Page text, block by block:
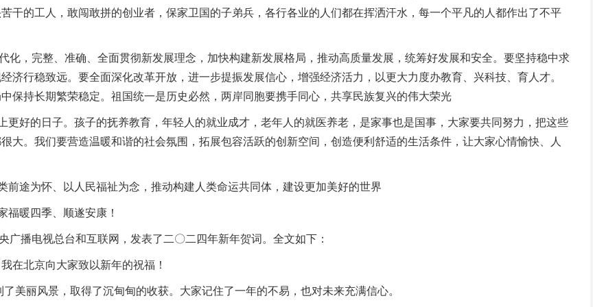
干的工人，敢闯敢拼的创业者，保家卫国的子弟兵，各行各业的人们都在挥洒汗水，每一个平凡的人都作出了不平
，完整、准确、全面贯彻新发展理念，加快构建新发展格局，推动高质量发展，统筹好发展和安全。要坚持稳中求
济行稳致远。要全面深化改革开放，进一步提振发展信心，增强经济活力，以更大力度办教育、兴科技、育人才。
保持长期繁荣稳定。祖国统一是历史必然，两岸同胞要携手同心，共享民族复兴的伟大荣光
的日子。孩子的抚养教育，年轻人的就业成才，老年人的就医养老，是家事也是国事，大家要共同努力，把这些
大。我们要营造温暖和谐的社会氛围，拓展包容活跃的创新空间，创造便利舒适的生活条件，让大家心情愉快、人
途为怀、以人民福祉为念，推动构建人类命运共同体，建设更加美好的世界
暖四季、顺遂安康！
电视总台和互联网，发表了二〇二四年新年贺词。全文如下：
北京向大家致以新年的祝福！
丽风景，取得了沉甸甸的收获。大家记住了一年的不易，也对未来充满信心。